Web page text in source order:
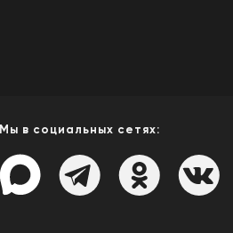
Мы в социальных сетях: